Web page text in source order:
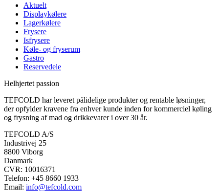
Aktuelt
Displaykølere
Lagerkølere
Frysere
Isfrysere
Køle- og fryserum
Gastro
Reservedele
Helhjertet passion
TEFCOLD har leveret pålidelige produkter og rentable løsninger,
der opfylder kravene fra enhver kunde inden for kommerciel køling
og frysning af mad og drikkevarer i over 30 år.
TEFCOLD A/S
Industrivej 25
8800 Viborg
Danmark
CVR: 10016371
Telefon: +45 8660 1933
Email: info@tefcold.com